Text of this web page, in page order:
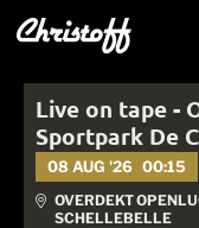
Live on tape -
Sportpark De
08 AUG '26 00:15
OVERDEKT
SCHELLEBELLE